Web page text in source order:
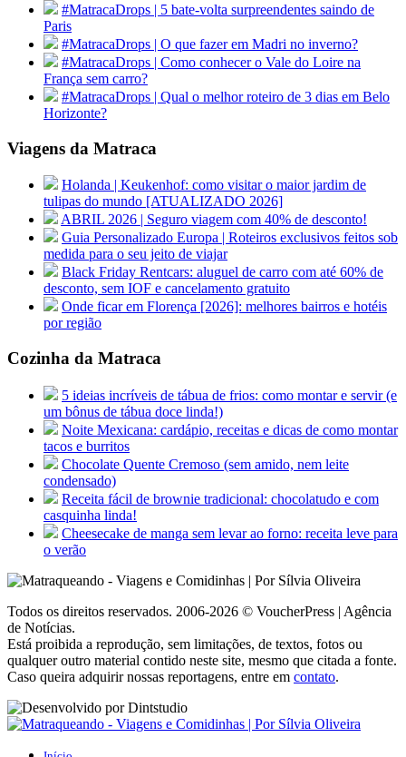
#MatracaDrops | 5 bate-volta surpreendentes saindo de
Paris
#MatracaDrops | O que fazer em Madri no inverno?
#MatracaDrops | Como conhecer o Vale do Loire na
França sem carro?
#MatracaDrops | Qual o melhor roteiro de 3 dias em Belo
Horizonte?
Viagens da Matraca
Holanda | Keukenhof: como visitar o maior jardim de
tulipas do mundo [ATUALIZADO 2026]
ABRIL 2026 | Seguro viagem com 40% de desconto!
Guia Personalizado Europa | Roteiros exclusivos feitos sob
medida para o seu jeito de viajar
Black Friday Rentcars: aluguel de carro com até 60% de
desconto, sem IOF e cancelamento gratuito
Onde ficar em Florença [2026]: melhores bairros e hotéis
por região
Cozinha da Matraca
5 ideias incríveis de tábua de frios: como montar e servir (e
um bônus de tábua doce linda!)
Noite Mexicana: cardápio, receitas e dicas de como montar
tacos e burritos
Chocolate Quente Cremoso (sem amido, nem leite
condensado)
Receita fácil de brownie tradicional: chocolatudo e com
casquinha linda!
Cheesecake de manga sem levar ao forno: receita leve para
o verão
Todos os direitos reservados. 2006-2026 © VoucherPress | Agência
de Notícias.
Está proibida a reprodução, sem limitações, de textos, fotos ou
qualquer outro material contido neste site, mesmo que citada a fonte.
Caso queira adquirir nossas reportagens, entre em contato.